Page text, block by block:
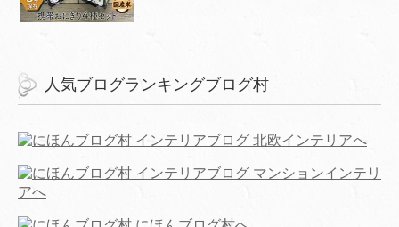
人気ブログランキングブログ村